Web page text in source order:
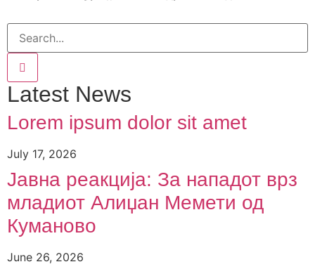
Latest News
Lorem ipsum dolor sit amet
July 17, 2026
Јавна реакција: Зa нападот врз
младиот Алиџан Мемети од
Куманово
June 26, 2026